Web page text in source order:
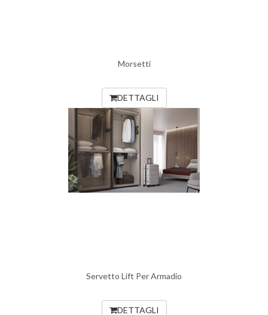
Morsetti
DETTAGLI
Servetto Lift Per Armadio
DETTAGLI